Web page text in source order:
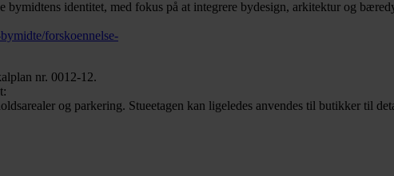
identitet, med fokus på at integrere bydesign, arkitektur og
forskoennelse-
nr. 0012-12.
og parkering. Stueetagen kan ligeledes anvendes til butikker til